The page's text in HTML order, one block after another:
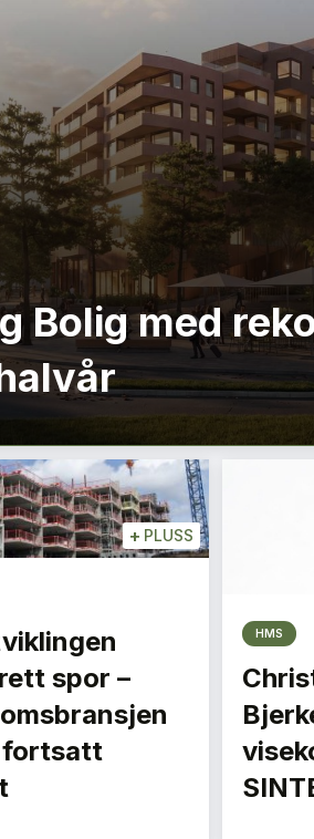
Bolig med
+ PLUSS
spor –
fortsatt
HMS